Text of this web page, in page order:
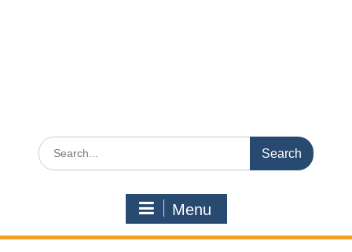
Search
for:
Menu